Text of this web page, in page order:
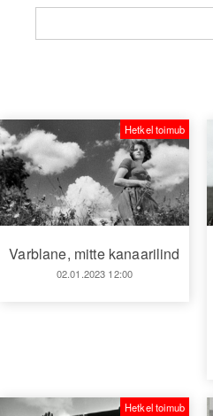
Varblane, mitte kanaarilind
02.01.2023 12:00
Hetkel toimub
Hetkel toimub